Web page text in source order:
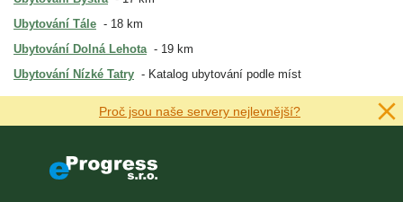
Ubytování Tále
18 km
Ubytování Dolná Lehota
19 km
Ubytování Nízké Tatry
Katalog ubytování podle míst
Proč jsou naše servery nejlevnější?